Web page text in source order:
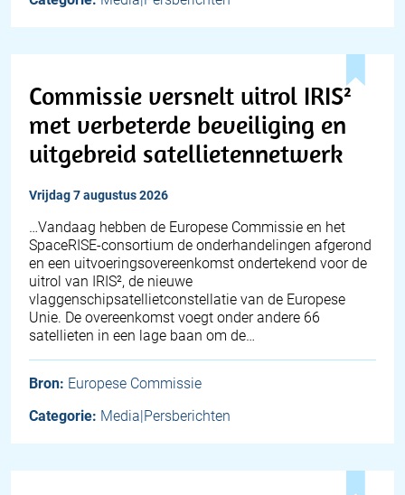
Commissie versnelt uitrol IRIS²
met verbeterde beveiliging en
uitgebreid satellietennetwerk
vrijdag 7 augustus 2026
…Vandaag hebben de Europese Commissie en het
SpaceRISE-consortium de onderhandelingen afgerond
en een uitvoeringsovereenkomst ondertekend voor de
uitrol van IRIS², de nieuwe
vlaggenschipsatellietconstellatie van de Europese
Unie. De overeenkomst voegt onder andere 66
satellieten in een lage baan om de…
Bron: Europese Commissie
Categorie: Media|Persberichten